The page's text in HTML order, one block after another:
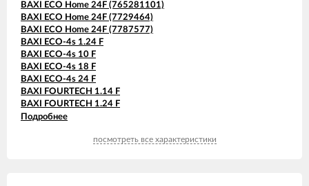
BAXI ECO Home 24F (765281101)
BAXI ECO Home 24F (7729464)
BAXI ECO Home 24F (7787577)
BAXI ECO-4s 1.24 F
BAXI ECO-4s 10 F
BAXI ECO-4s 18 F
BAXI ECO-4s 24 F
BAXI FOURTECH 1.14 F
BAXI FOURTECH 1.24 F
BAXI FOURTECH 24 F (CSB)
BAXI MAIN Four 18 F (серая панель)
Подробнее
посмотреть все характеристики